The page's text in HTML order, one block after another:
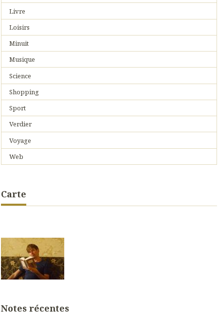
Livre
Loisirs
Minuit
Musique
Science
Shopping
Sport
Verdier
Voyage
Web
Carte
Notes récentes